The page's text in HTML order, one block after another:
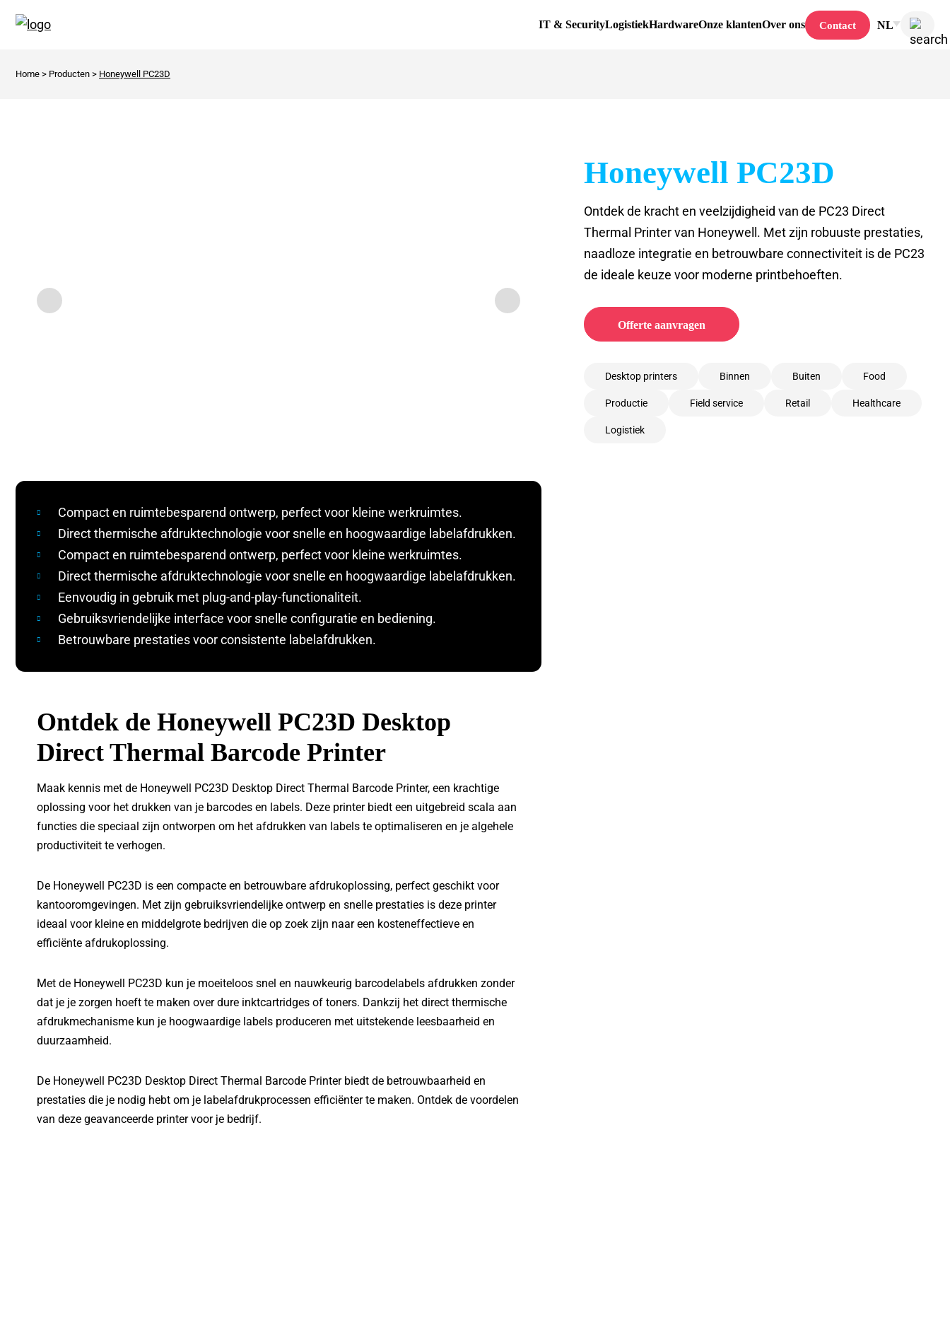
IT & SecurityLogistiekHardwareOnze klantenOver ons Contact NL
Home > Producten > Honeywell PC23D
Compact en ruimtebesparend ontwerp, perfect voor kleine werkruimtes.
Direct thermische afdruktechnologie voor snelle en hoogwaardige labelafdrukken.
Compact en ruimtebesparend ontwerp, perfect voor kleine werkruimtes.
Direct thermische afdruktechnologie voor snelle en hoogwaardige labelafdrukken.
Eenvoudig in gebruik met plug-and-play-functionaliteit.
Gebruiksvriendelijke interface voor snelle configuratie en bediening.
Betrouwbare prestaties voor consistente labelafdrukken.
Ontdek de Honeywell PC23D Desktop
Direct Thermal Barcode Printer
Maak kennis met de Honeywell PC23D Desktop Direct Thermal Barcode Printer, een krachtige
oplossing voor het drukken van je barcodes en labels. Deze printer biedt een uitgebreid scala aan
functies die speciaal zijn ontworpen om het afdrukken van labels te optimaliseren en je algehele
productiviteit te verhogen.
De Honeywell PC23D is een compacte en betrouwbare afdrukoplossing, perfect geschikt voor
kantooromgevingen. Met zijn gebruiksvriendelijke ontwerp en snelle prestaties is deze printer
ideaal voor kleine en middelgrote bedrijven die op zoek zijn naar een kosteneffectieve en
efficiënte afdrukoplossing.
Met de Honeywell PC23D kun je moeiteloos snel en nauwkeurig barcodelabels afdrukken zonder
dat je je zorgen hoeft te maken over dure inktcartridges of toners. Dankzij het direct thermische
afdrukmechanisme kun je hoogwaardige labels produceren met uitstekende leesbaarheid en
duurzaamheid.
De Honeywell PC23D Desktop Direct Thermal Barcode Printer biedt de betrouwbaarheid en
prestaties die je nodig hebt om je labelafdrukprocessen efficiënter te maken. Ontdek de voordelen
van deze geavanceerde printer voor je bedrijf.
Honeywell PC23D
Ontdek de kracht en veelzijdigheid van de PC23 Direct
Thermal Printer van Honeywell. Met zijn robuuste prestaties,
naadloze integratie en betrouwbare connectiviteit is de PC23
de ideale keuze voor moderne printbehoeften.
Offerte aanvragen
Desktop printers Binnen Buiten Food
Productie Field service Retail Healthcare
Logistiek